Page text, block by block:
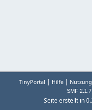
TinyPortal | Hilfe |
SMF
Seite erstellt in